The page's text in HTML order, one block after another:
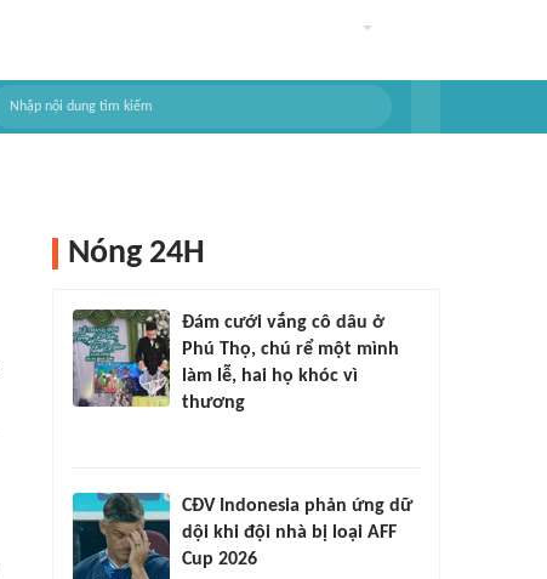
Nóng 24H
Đám cưới vắng cô dâu ở
Phú Thọ, chú rể một mình
làm lễ, hai họ khóc vì
thương
CĐV Indonesia phản ứng dữ
dội khi đội nhà bị loại AFF
Cup 2026